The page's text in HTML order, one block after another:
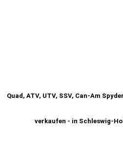
Quad, ATV, UTV, SSV, Can-Am
verkaufen - in Schleswig-